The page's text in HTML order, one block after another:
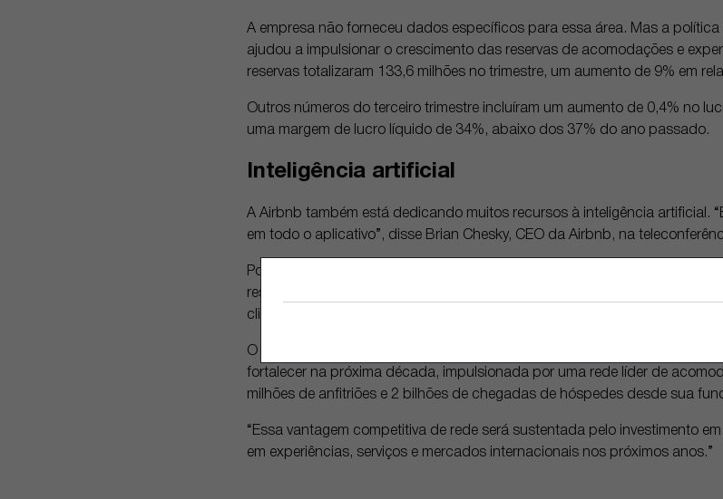
A empresa não forneceu dados específicos para essa área. Mas a
ajudou a impulsionar o crescimento das reservas de acomodações e
reservas totalizaram 133,6 milhões no trimestre, um aumento de 9% em
Outros números do terceiro trimestre incluíram um aumento de 0,4% no
uma margem de lucro líquido de 34%, abaixo dos 37% do ano passado.
Inteligência artificial
A Airbnb também está dedicando muitos recursos à inteligência artificial.
em todo o aplicativo”, disse Brian Chesky, CEO da Airbnb, na
Por exemplo, o assistente de IA da Airbnb agora pode responder a
reserva e fornecer respostas mais rápidas e personalizadas do que antes,
clientes realizem ações comuns, como cancelar ou alterar datas de
O analista da Morningstar, Dan Wasiolek, prevê um cenário positivo à
fortalecer na próxima década, impulsionada por uma rede líder de
milhões de anfitriões e 2 bilhões de chegadas de hóspedes desde sua
“Essa vantagem competitiva de rede será sustentada pelo investimento
em experiências, serviços e mercados internacionais nos próximos anos.”